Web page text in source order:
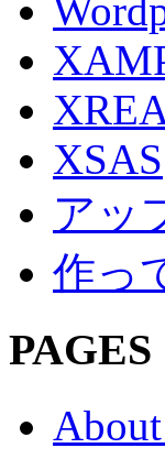
XSAS
アッ
作っ
PAGES